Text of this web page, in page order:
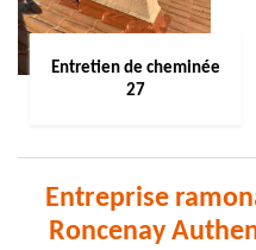
Entretien de cheminée
27
Entreprise
Roncenay